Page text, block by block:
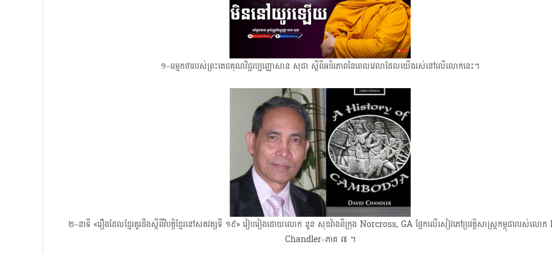
១–ធម្មកថារបស់ព្រះតេជគុណវិជ្ជរប្បញ្ញោ​សាន ​សុជា ស្ដីពីអចិរភាពនៃពេលវេលាដែលយើងរស់នៅលើលោកនេះ។
២–នាទី «រឿងដែលខ្មែរគួរដឹងស្ដីពីវិបត្តិខ្មែរនៅសតវត្សទី ១៩» រៀបរៀងដោយលោក នួន សុខវ៉ាងពីក្រុង Norcross, GA ផ្អែកលើសៀវភៅប្រវត្តិសាស្ត្រកម្ពុជារបស់លោ
Chandler–ភាគ ៧ ។